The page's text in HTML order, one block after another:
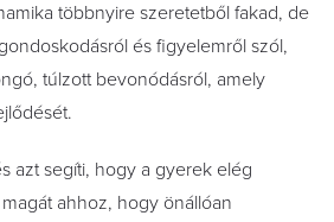
többnyire szeretetből fakad, de
és figyelemről szól,
túlzott bevonódásról, amely
azt segíti, hogy a gyerek elég
ahhoz, hogy önállóan